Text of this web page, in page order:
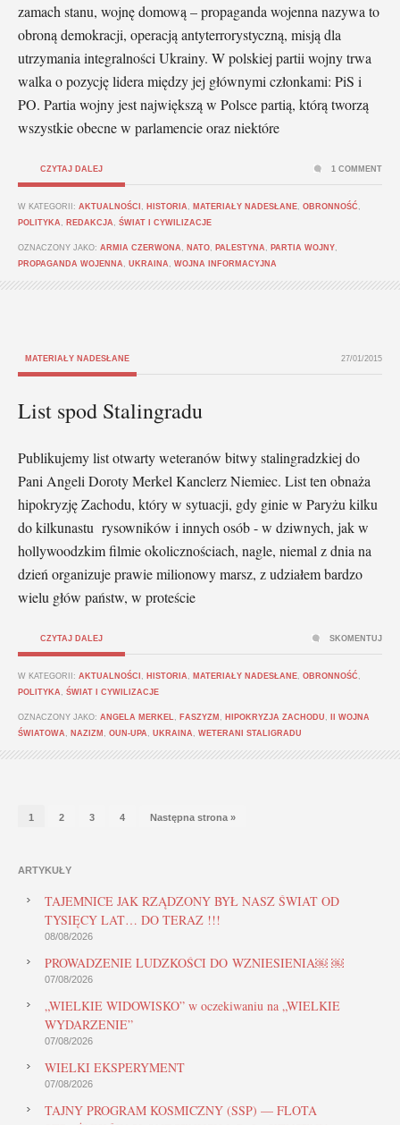
zamach stanu, wojnę domową – propaganda wojenna nazywa to
obroną demokracji, operacją antyterrorystyczną, misją dla
utrzymania integralności Ukrainy. W polskiej partii wojny trwa
walka o pozycję lidera między jej głównymi członkami: PiS i
PO. Partia wojny jest największą w Polsce partią, którą tworzą
wszystkie obecne w parlamencie oraz niektóre
CZYTAJ DALEJ
W KATEGORII: AKTUALNOŚCI HISTORIA MATERIAŁY NADESŁANE OBRONNOŚĆ
POLITYKA
REDAKCJA ŚWIAT I CYWILIZACJE
OZNACZONY JAKO: ARMIA CZERWONA NATO PALESTYNA PARTIA WOJNY
PROPAGANDA WOJENNA
UKRAINA WOJNA INFORMACYJNA
1 COMMENT
MATERIAŁY NADESŁANE 27/01/2015
List spod Stalingradu
Publikujemy list otwarty weteranów bitwy stalingradzkiej do
Pani Angeli Doroty Merkel Kanclerz Niemiec. List ten obnaża
hipokryzję Zachodu, który w sytuacji, gdy ginie w Paryżu kilku
do kilkunastu rysowników i innych osób - w dziwnych, jak w
hollywoodzkim filmie okolicznościach, nagle, niemal z dnia na
dzień organizuje prawie milionowy marsz, z udziałem bardzo
wielu głów państw, w proteście
CZYTAJ DALEJ
W KATEGORII: AKTUALNOŚCI HISTORIA MATERIAŁY NADESŁANE OBRONNOŚĆ
POLITYKA
ŚWIAT I CYWILIZACJE
OZNACZONY JAKO: ANGELA MERKEL FASZYZM HIPOKRYZJA ZACHODU
II WOJNA
ŚWIATOWA
NAZIZM OUN-UPA UKRAINA WETERANI STALIGRADU
SKOMENTUJ
1 2 3 4 Następna strona »
ARTYKUŁY
TAJEMNICE JAK RZĄDZONY BYŁ NASZ ŚWIAT OD
TYSIĘCY LAT… DO TERAZ !!!
08/08/2026
PROWADZENIE LUDZKOŚCI DO WZNIESIENIA￼ ￼
07/08/2026
„WIELKIE WIDOWISKO” w oczekiwaniu na „WIELKIE
WYDARZENIE”
07/08/2026
WIELKI EKSPERYMENT
07/08/2026
TAJNY PROGRAM KOSMICZNY (SSP) — FLOTA